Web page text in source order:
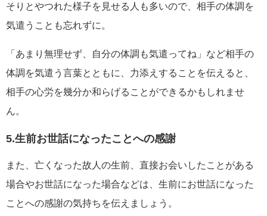
そりとやつれた様子を見せる人も多いので、相手の体調を
気遣うことも忘れずに。
「あまり無理せず、自分の体調も気遣ってね」など相手の
体調を気遣う言葉とともに、力添えすることを伝えると、
相手の心労を幾分か和らげることができるかもしれませ
ん。
5.生前お世話になったことへの感謝
また、亡くなった故人の生前、直接お会いしたことがある
場合やお世話になった場合などは、生前にお世話になった
ことへの感謝の気持ちを伝えましょう。